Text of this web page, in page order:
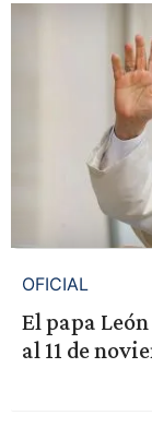
OFICIAL
El papa
al 11 de